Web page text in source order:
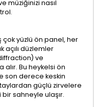
müziğinizi nasıl
yüzlü ön panel, her
açılı düzlemler
ve
alır. Bu heykelsi ön
son derece keskin
güçlü zirvelere
sahneyle ulaşır.